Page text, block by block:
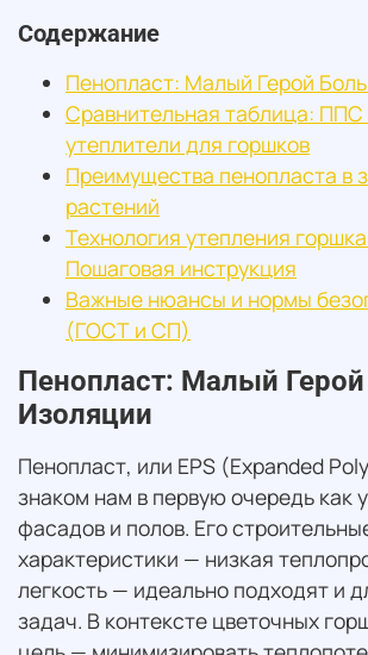
Содержание
Пенопласт: Малый Герой
Сравнительная таблица: ППС
утеплители для горшков
Преимущества пенопласта в
растений
Технология утепления
Пошаговая инструкция
Важные нюансы и нормы
(ГОСТ и СП)
Пенопласт: Малый
Изоляции
Пенопласт, или EPS (Expanded
знаком нам в первую очередь как
фасадов и полов. Его
характеристики — низкая
легкость — идеально подходят и
задач. В контексте цветочных